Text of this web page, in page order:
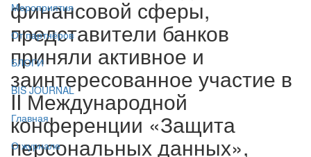
Мероприятия
От партнёров
БЛОГИ
BIS JOURNAL
Главная
О журнале
финансовой сферы,
представители банков
приняли активное и
заинтересованное участие в
II Международной
конференции «Защита
персональных данных»,